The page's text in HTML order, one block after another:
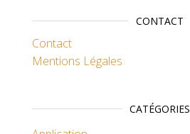
CONTACT
Contact
Mentions Légales
CATÉGORIES